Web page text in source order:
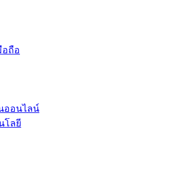
อถือ
ออนไลน์
โลยี